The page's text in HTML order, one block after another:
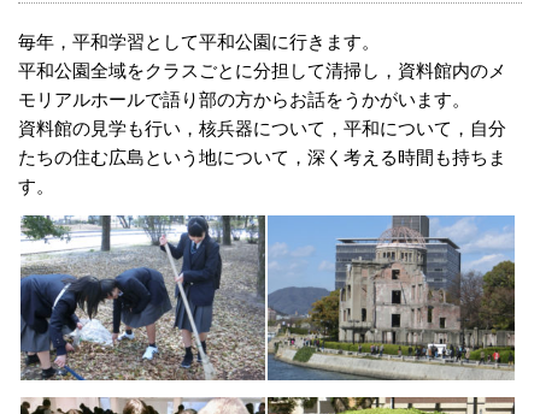
毎年，平和学習として平和公園に行きます。
平和公園全域をクラスごとに分担して清掃し，資料館内のメ
モリアルホールで語り部の方からお話をうかがいます。
資料館の見学も行い，核兵器について，平和について，自分
たちの住む広島という地について，深く考える時間も持ちま
す。